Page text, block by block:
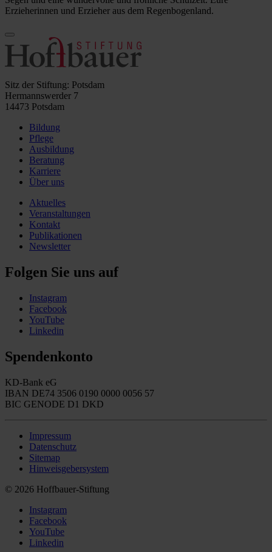
Erzieherinnen und Erzieher aus dem Regenbogenland.
Sitz der Stiftung: Potsdam
Hermannswerder 7
14473 Potsdam
Bildung
Pflege
Ausbildung
Beratung
Karriere
Über uns
Aktuelles
Veranstaltungen
Kontakt
Publikationen
Newsletter
Folgen Sie uns auf
Instagram
Facebook
YouTube
Linkedin
Spendenkonto
KD-Bank eG
IBAN DE74 3506 0190 0000 0056 57
BIC GENODE D1 DKD
Impressum
Datenschutz
Sitemap
Hinweisgebersystem
© 2026 Hoffbauer-Stiftung
Instagram
Facebook
YouTube
Linkedin